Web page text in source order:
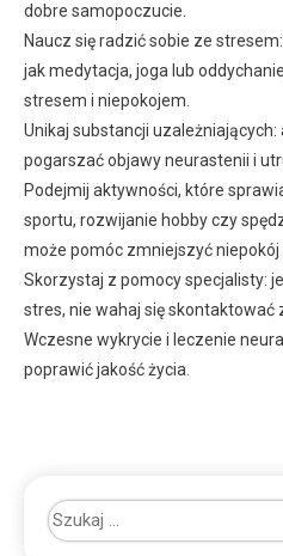
dobre samopoczucie.
Naucz się radzić sobie ze
jak medytacja, joga lub
stresem i niepokojem.
Unikaj substancji
pogarszać objawy neurastenii i
Podejmij aktywności, które
sportu, rozwijanie hobby czy
może pomóc zmniejszyć niepokój
Skorzystaj z pomocy specjalisty:
stres, nie wahaj się skontaktować
Wczesne wykrycie i leczenie
poprawić jakość życia.